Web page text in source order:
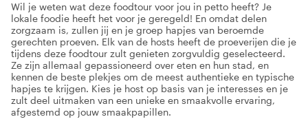
Wil je weten wat deze foodtour voor jou in petto heeft? Je
lokale foodie heeft het voor je geregeld! En omdat delen
zorgzaam is, zullen jij en je groep hapjes van beroemde
gerechten proeven. Elk van de hosts heeft de proeverijen die je
tijdens deze foodtour zult genieten zorgvuldig geselecteerd.
Ze zijn allemaal gepassioneerd over eten en hun stad, en
kennen de beste plekjes om de meest authentieke en typische
hapjes te krijgen. Kies je host op basis van je interesses en je
zult deel uitmaken van een unieke en smaakvolle ervaring,
afgestemd op jouw smaakpapillen.